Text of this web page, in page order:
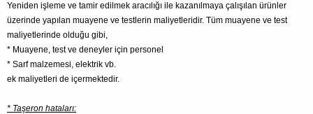
Yeniden işleme ve tamir edilmek aracılığı ile kazanılmaya çalışılan ürünler
üzerinde yapılan muayene ve testlerin maliyetleridir. Tüm muayene ve test
maliyetlerinde olduğu gibi,
* Muayene, test ve deneyler için personel
* Sarf malzemesi, elektrik vb.
ek maliyetleri de içermektedir.
* Taşeron hataları: